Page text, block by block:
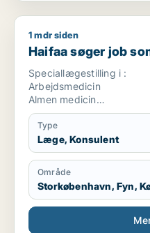
Haifaa søger job som
1 mdr siden
Haifaa søger job
Speciallægestilling i :
Arbejdsmedicin
Almen medicin
Rusmiddel behandling
Kommune læge
Type
Læge, Konsulent
Område
Storkøbenhavn, Fyn,